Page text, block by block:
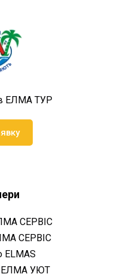
ЕЛМА ТУР
СЕРВІС
СЕРВІС
ELMAS
ЕЛМА УЮТ